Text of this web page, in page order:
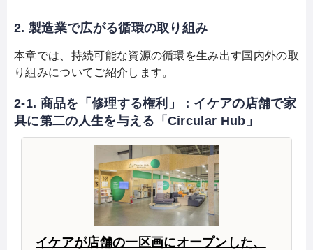
2. 製造業で広がる循環の取り組み
本章では、持続可能な資源の循環を生み出す国内外の取
り組みについてご紹介します。
2-1. 商品を「修理する権利」：イケアの店舗で家
具に第二の人生を与える「Circular Hub」
イケアが店舗の一区画にオープンした、